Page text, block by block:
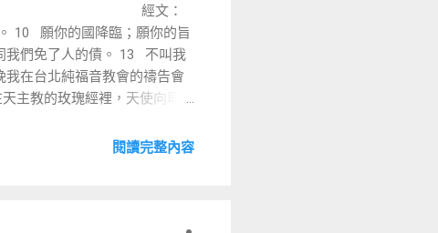
文：
10 願你的國降臨；願你的旨
我們免了人的債。 13 不叫我
在台北純福音教會的禱告會
主教的玫瑰經裡，天使向耶穌
閱讀完整內容